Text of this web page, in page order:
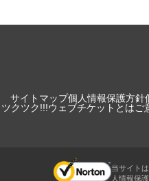
サイトマップ個人情報保護方針
ツクツク!!!ウェブチケットとはご
当サイト
人情報保